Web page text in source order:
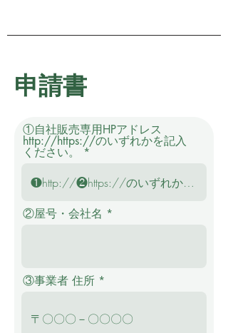
申請書
①自社販売専用HPアドレス
http://https://のいずれかを記入
ください。
②屋号・会社名
③事業者 住所